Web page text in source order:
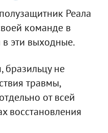
Реала
команде в
эти выходные.
не
травмы,
от всей
восстановления